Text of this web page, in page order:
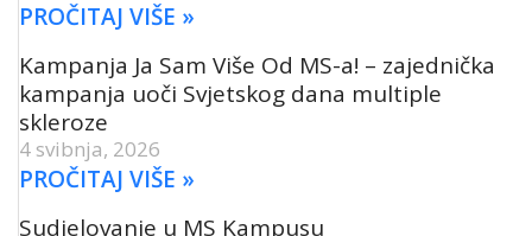
PROČITAJ VIŠE »
Kampanja Ja Sam Više Od MS-a! – zajednička
kampanja uoči Svjetskog dana multiple
skleroze
4 svibnja, 2026
PROČITAJ VIŠE »
Sudjelovanje u MS Kampusu